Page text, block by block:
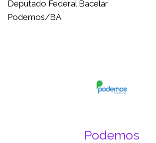
Deputado Federal Bacelar
Podemos/BA
Podemos